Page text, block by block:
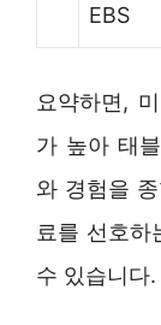
EBS
요약하면,
가 높아 태
와 경험을
료를 선호
수 있습니다.